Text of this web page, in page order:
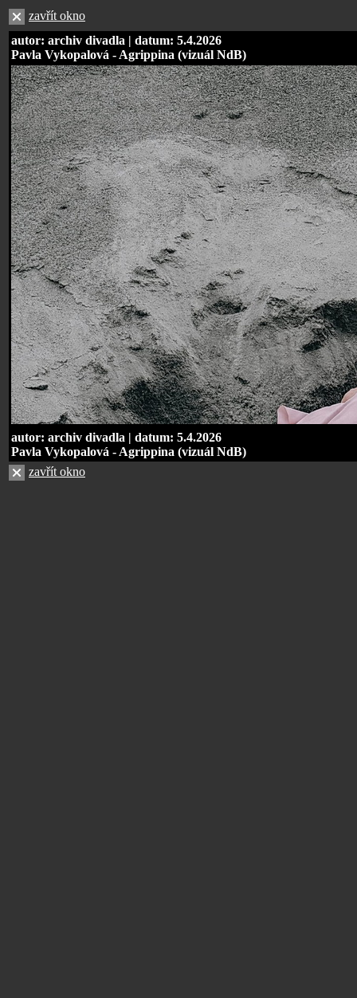
zavřít okno
autor: archiv divadla | datum: 5.4.2026
Pavla Vykopalová - Agrippina (vizuál NdB)
autor: archiv divadla | datum: 5.4.2026
Pavla Vykopalová - Agrippina (vizuál NdB)
zavřít okno